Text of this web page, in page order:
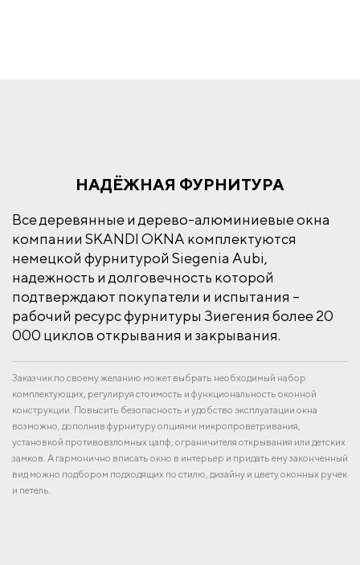
НАДЁЖНАЯ ФУРНИТУРА
Все деревянные и дерево-алюминиевые окна
компании SKANDI OKNA комплектуются
немецкой фурнитурой Siegenia Aubi,
надежность и долговечность которой
подтверждают покупатели и испытания –
рабочий ресурс фурнитуры Зиегения более 20
000 циклов открывания и закрывания.
Заказчик по своему желанию может выбрать необходимый набор
комплектующих, регулируя стоимость и функциональность оконной
конструкции. Повысить безопасность и удобство эксплуатации окна
возможно, дополнив фурнитуру опциями микропроветривания,
установкой противовзломных цапф, ограничителя открывания или детских
замков. А гармонично вписать окно в интерьер и придать ему законченный
вид можно подбором подходящих по стилю, дизайну и цвету оконных ручек
и петель.